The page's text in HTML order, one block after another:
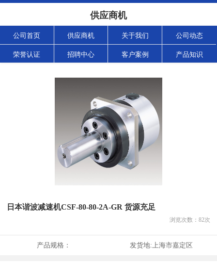
供应商机
公司首页 供应商机 关于我们 公司动态
荣誉认证 招聘中心 客户案例 产品知识
日本谐波减速机CSF-80-80-2A-GR 货源充足
浏览次数： 82次
产品规格： 发货地: 上海市嘉定区